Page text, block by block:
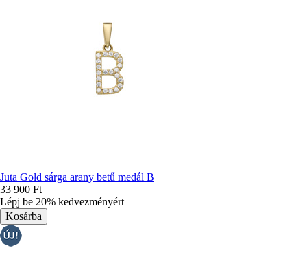
Juta Gold sárga arany betű medál B
33 900 Ft
Lépj be 20% kedvezményért